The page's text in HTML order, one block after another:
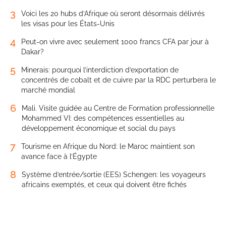
3
Voici les 20 hubs d’Afrique où seront désormais délivrés
les visas pour les États-Unis
4
Peut-on vivre avec seulement 1000 francs CFA par jour à
Dakar?
5
Minerais: pourquoi l’interdiction d’exportation de
concentrés de cobalt et de cuivre par la RDC perturbera le
marché mondial
6
Mali. Visite guidée au Centre de Formation professionnelle
Mohammed VI: des compétences essentielles au
développement économique et social du pays
7
Tourisme en Afrique du Nord: le Maroc maintient son
avance face à l’Égypte
8
Système d’entrée/sortie (EES) Schengen: les voyageurs
africains exemptés, et ceux qui doivent être fichés